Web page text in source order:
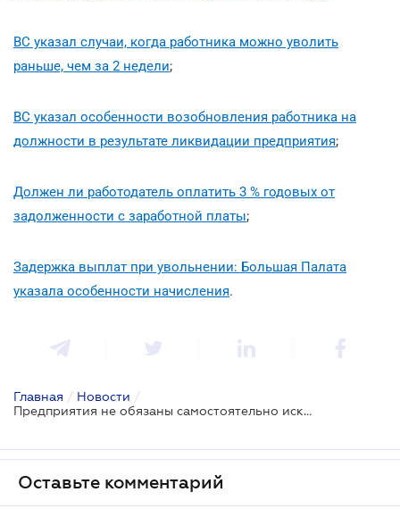
ВС указал случаи, когда работника можно уволить
раньше, чем за 2 недели;
ВС указал особенности возобновления работника на
должности в результате ликвидации предприятия;
Должен ли работодатель оплатить 3 % годовых от
задолженности с заработной платы;
Задержка выплат при увольнении: Большая Палата
указала особенности начисления.
Главная / Новости /
Предприятия не обязаны самостоятельно искать лиц с инвалидностью для дальнейшего трудоустройства
Оставьте комментарий